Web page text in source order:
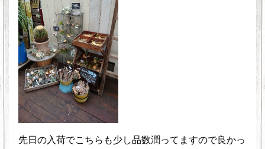
先日の入荷でこちらも少し品数潤ってますので良かっ